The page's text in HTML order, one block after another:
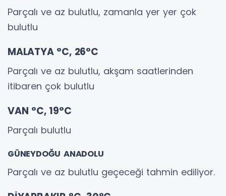
Parçalı ve az bulutlu, zamanla yer yer çok
bulutlu
MALATYA °C, 26°C
Parçalı ve az bulutlu, akşam saatlerinden
itibaren çok bulutlu
VAN °C, 19°C
Parçalı bulutlu
GÜNEYDOĞU ANADOLU
Parçalı ve az bulutlu geçeceği tahmin ediliyor.